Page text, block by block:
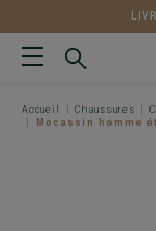
Accueil Chaussures
Mocassin homme